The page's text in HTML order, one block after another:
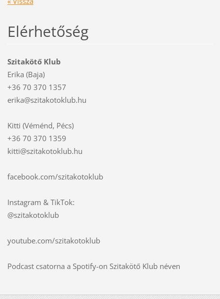
Elérhetőség
Szitakötő Klub
Erika (Baja)
+36 70 370 1357
erika@szitakotoklub.hu
Kitti (Véménd, Pécs)
+36 70 370 1359
kitti@szitakotoklub.hu
facebook.com/szitakotoklub
Instagram & TikTok:
@szitakotoklub
youtube.com/szitakotoklub
Podcast csatorna a Spotify-on Szitakötő Klub néven